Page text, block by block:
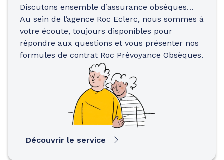
Discutons ensemble d’assurance obsèques…
Au sein de l’agence Roc Eclerc, nous sommes à
votre écoute, toujours disponibles pour
répondre aux questions et vous présenter nos
formules de contrat Roc Prévoyance Obsèques.
Découvrir le service